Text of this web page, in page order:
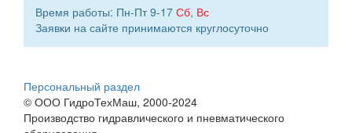
Время работы: Пн-Пт 9-17 Сб, Вс
Заявки на сайте принимаются круглосуточно
Персональный раздел
© ООО ГидроТехМаш, 2000-2024
Производство гидравлического и пневматического